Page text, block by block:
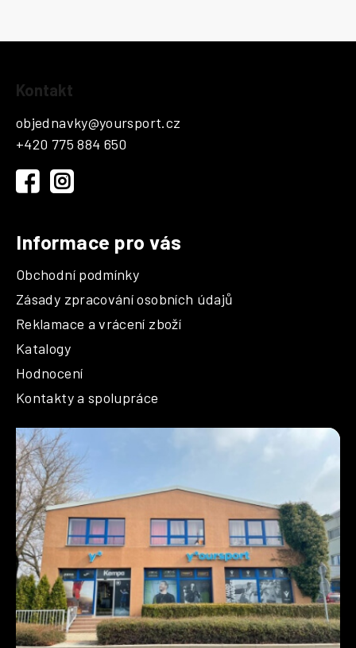
Kontakt
objednavky@yoursport.cz
+420 775 884 650
Informace pro vás
Obchodní podmínky
Zásady zpracování osobních údajů
Reklamace a vrácení zboží
Katalogy
Hodnocení
Kontakty a spolupráce